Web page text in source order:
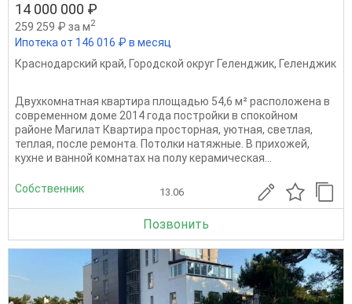
14 000 000 ₽
259 259 ₽ за м2
Ипотека от 146 016 ₽ в месяц
Краснодарский край, Городской округ Геленджик, Геленджик
Двухкомнатная квартира площадью 54,6 м² расположена в
современном доме 2014 года постройки в спокойном
районе Магилат Квартира просторная, уютная, светлая,
теплая, после ремонта. Потолки натяжные. В прихожей,
кухне и ванной комнатах на полу керамическая...
Собственник 13.06
Позвонить